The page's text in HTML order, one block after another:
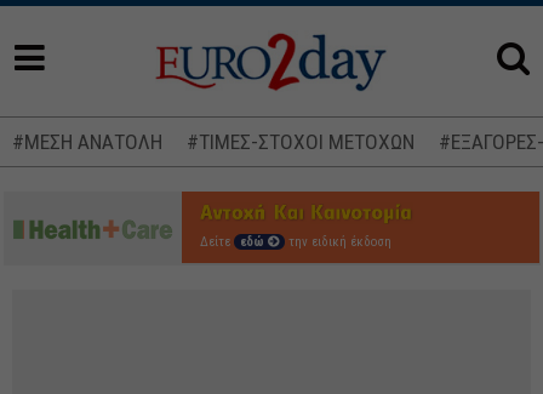
#ΜΕΣΗ ΑΝΑΤΟΛΗ #ΤΙΜΕΣ-ΣΤΟΧΟΙ ΜΕΤΟΧΩΝ
Δείτε εδώ την ειδική έκδοση